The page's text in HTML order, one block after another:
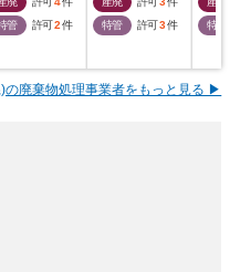
管
許可2 件
特管
許可3件
特管
の廃棄物処理事業者をもっと見る ▶